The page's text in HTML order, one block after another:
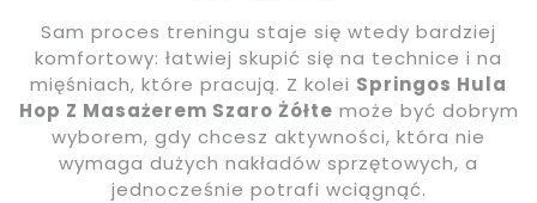
Sam proces treningu staje się wtedy bardziej
komfortowy: łatwiej skupić się na technice i na
mięśniach, które pracują. Z kolei Springos Hula
Hop Z Masażerem Szaro Żółte może być dobrym
wyborem, gdy chcesz aktywności, która nie
wymaga dużych nakładów sprzętowych, a
jednocześnie potrafi wciągnąć.